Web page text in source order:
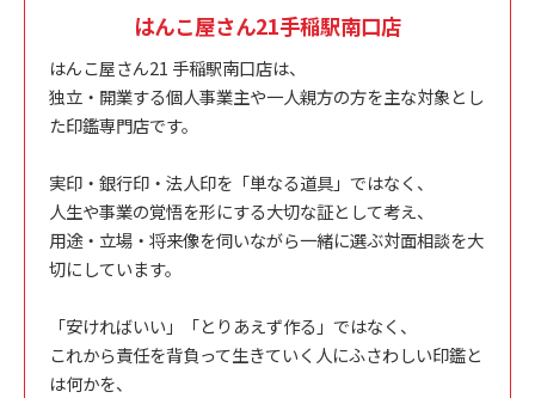
はんこ屋さん21手稲駅南口店
はんこ屋さん21 手稲駅南口店は、
独立・開業する個人事業主や一人親方の方を主な対象とし
た印鑑専門店です。
実印・銀行印・法人印を「単なる道具」ではなく、
人生や事業の覚悟を形にする大切な証として考え、
用途・立場・将来像を伺いながら一緒に選ぶ対面相談を大
切にしています。
「安ければいい」「とりあえず作る」ではなく、
これから責任を背負って生きていく人にふさわしい印鑑と
は何かを、